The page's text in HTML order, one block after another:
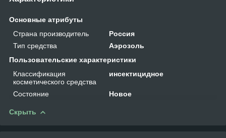
Основные атрибуты
Страна производитель
Россия
Тип средства
Аэрозоль
Пользовательские характеристики
Классификация
косметического средства
инсектицидное
Состояние Новое
Скрыть